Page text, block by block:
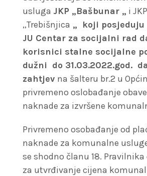
usluga JKP „Bašbunar „ i JKP
„Trebišnjica „ koji posjeduju
JU Centar za socijalni rad
korisnici stalne socijalne
dužni do 31.03.2022.god.
zahtjev na šalteru br.2 u
privremeno oslobađanje
naknade za izvršene
Privremeno osobađanje od
naknade za komunalne
se shodno članu 18.
za utvrđivanje cijena